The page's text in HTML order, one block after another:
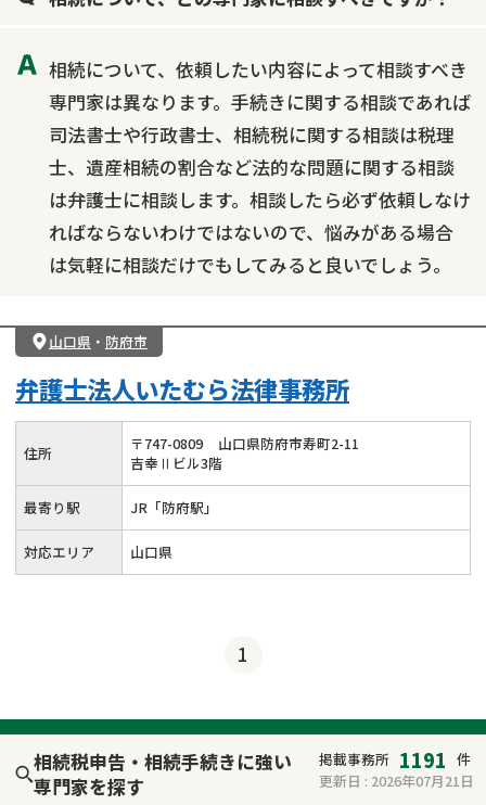
相続について、依頼したい内容によって相談すべき
専門家は異なります。手続きに関する相談であれば
司法書士や行政書士、相続税に関する相談は税理
士、遺産相続の割合など法的な問題に関する相談
は弁護士に相談します。相談したら必ず依頼しなけ
ればならないわけではないので、悩みがある場合
は気軽に相談だけでもしてみると良いでしょう。
山口県 ・ 防府市
弁護士法人いたむら法律事務所
住所 〒747-0809
山口県防府市寿町2-11
吉幸Ⅱビル3階
最寄り駅 JR「防府駅」
対応エリア 山口県
1
相続税申告・相続手続きに強い
専門家を探す
掲載事務所 1191 件
更新日 : 2026年07月21日